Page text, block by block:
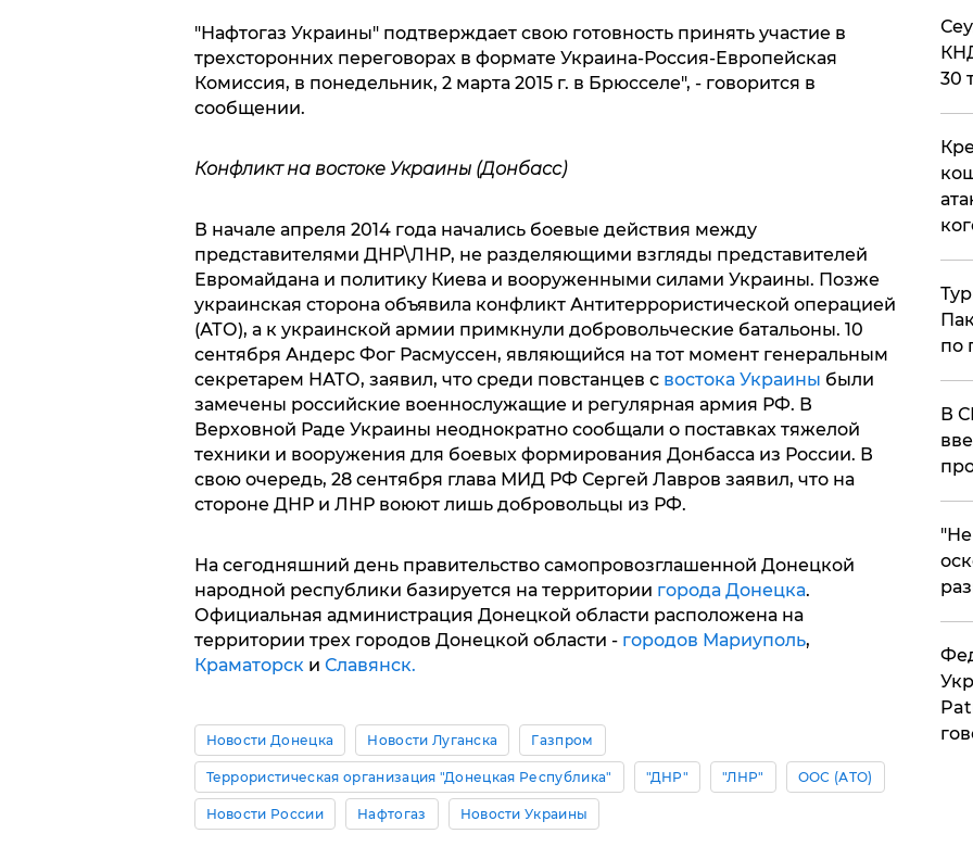
"Нафтогаз Украины" подтверждает свою готовность принять участие в
трехсторонних переговорах в формате Украина-Россия-Европейская
Комиссия, в понедельник, 2 марта 2015 г. в Брюсселе", - говорится в
сообщении.
Конфликт на востоке Украины (Донбасс)
В начале апреля 2014 года начались боевые действия между
представителями ДНР\ЛНР, не разделяющими взгляды представителей
Евромайдана и политику Киева и вооруженными силами Украины. Позже
украинская сторона объявила конфликт Антитеррористической операцией
(АТО), а к украинской армии примкнули добровольческие батальоны. 10
сентября Андерс Фог Расмуссен, являющийся на тот момент генеральным
секретарем НАТО, заявил, что среди повстанцев с востока Украины были
замечены российские военнослужащие и регулярная армия РФ. В
Верховной Раде Украины неоднократно сообщали о поставках тяжелой
техники и вооружения для боевых формирования Донбасса из России. В
свою очередь, 28 сентября глава МИД РФ Сергей Лавров заявил, что на
стороне ДНР и ЛНР воюют лишь добровольцы из РФ.
На сегодняшний день правительство самопровозглашенной Донецкой
народной республики базируется на территории города Донецка.
Официальная администрация Донецкой области расположена на
территории трех городов Донецкой области - городов Мариуполь,
Краматорски Славянск.
Новости Донецка Новости Луганска Газпром
Террористическая организация "Донецкая Республика" "ДНР" "ЛНР" ООС (АТО)
Новости России Нафтогаз Новости Украины
30
по
В